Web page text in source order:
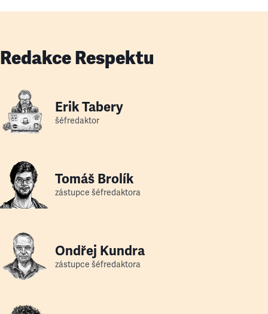
Redakce Respektu
Erik Tabery
šéfredaktor
Tomáš Brolík
zástupce šéfredaktora
Ondřej Kundra
zástupce šéfredaktora